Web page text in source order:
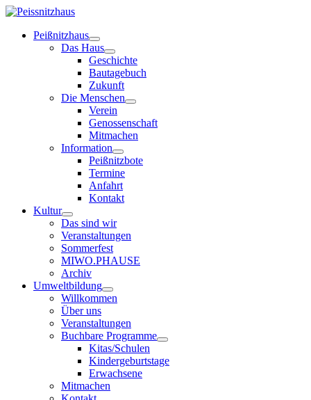
Peißnitzhaus
Das Haus
Geschichte
Bautagebuch
Zukunft
Die Menschen
Verein
Genossenschaft
Mitmachen
Information
Peißnitzbote
Termine
Anfahrt
Kontakt
Kultur
Das sind wir
Veranstaltungen
Sommerfest
MIWO.PHAUSE
Archiv
Umweltbildung
Willkommen
Über uns
Veranstaltungen
Buchbare Programme
Kitas/Schulen
Kindergeburtstage
Erwachsene
Mitmachen